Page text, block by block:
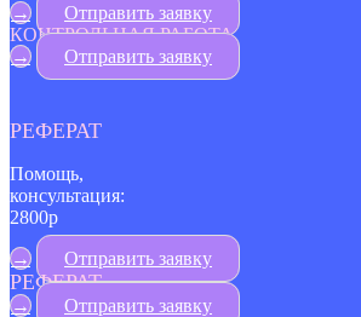
→
Отправить заявку
КОНТРОЛЬНАЯ РАБОТА
→
Отправить заявку
РЕФЕРАТ
Помощь,
консультация:
2800р
→
Отправить заявку
РЕФЕРАТ
→ Отправить заявку